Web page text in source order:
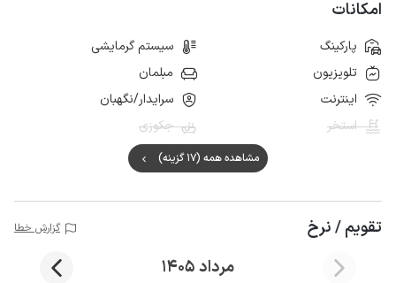
امکانات
پارکینگ
سیستم گرمایشی
تلویزیون
مبلمان
اینترنت
سرایدار/نگهبان
استخر
جکوزی
مشاهده همه (17 گزینه)
تقویم / نرخ گزارش خطا
مرداد 1405